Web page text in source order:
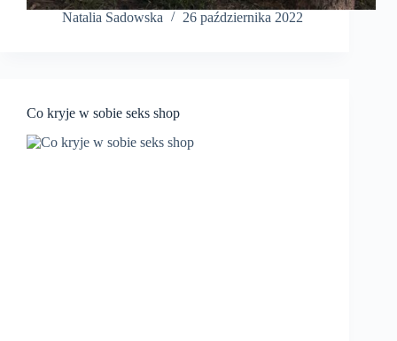
Natalia Sadowska 26 października 2022
Co kryje w sobie seks shop